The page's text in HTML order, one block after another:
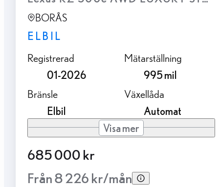
BORÅS
ELBIL
Registrerad
01-2026
Mätarställning
995 mil
Bränsle
Elbil
Växellåda
Automat
Visa mer
685 000 kr
Från 8 226 kr/mån